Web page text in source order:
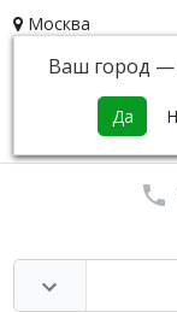
Москва
Ваш город —